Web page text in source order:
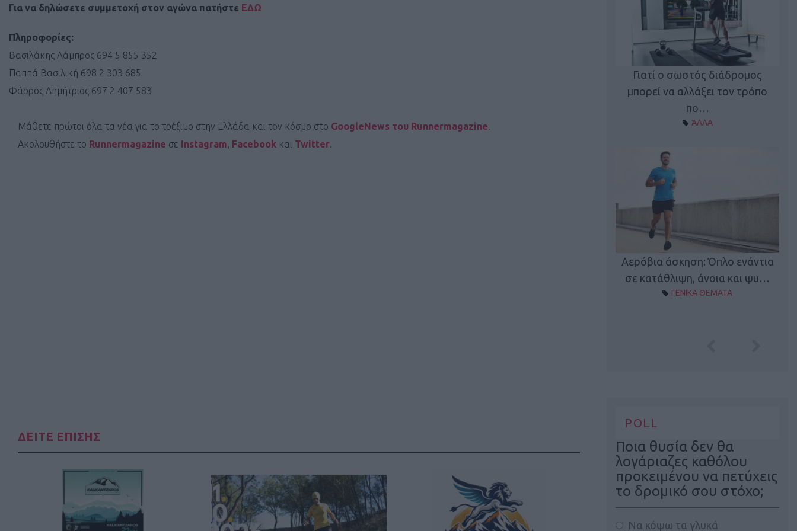
Για να δηλώσετε συμμετοχή στον αγώνα πατήστε ΕΔΩ
Πληροφορίες:
Βασιλάκης Λάμπρος 694 5 855 352
Παππά Βασιλική 698 2 303 685
Φάρρος Δημήτριος 697 2 407 583
Μάθετε πρώτοι όλα τα νέα για το τρέξιμο στην Ελλάδα και τον κόσμο στο GoogleNews του Runnermagazine.
Ακολουθήστε το Runnermagazine σε Instagram, Facebook και Twitter.
ΔΕΙΤΕ ΕΠΙΣΗΣ
Γιατί ο σωστός διάδρομος
μπορεί να αλλάξει τον τρόπο
πο…
ΆΛΛΑ
Αερόβια άσκηση: Όπλο ενάντια
σε κατάθλιψη, άνοια και ψυ…
ΓΕΝΙΚΑ ΘΕΜΑΤΑ
POLL
Ποια θυσία δεν θα
λογάριαζες καθόλου
προκειμένου να πετύχεις
το δρομικό σου στόχο;
Να κόψω τα γλυκά